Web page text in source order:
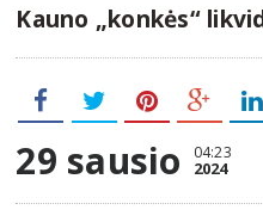
Kauno „konkės“
29 sausio 04:23
2024